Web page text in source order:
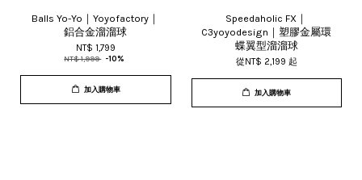
Balls Yo-Yo｜Yoyofactory｜
鋁合金溜溜球
NT$ 1,799
NT$ 1,999 -10%
加入購物車
Speedaholic FX｜
C3yoyodesign｜塑膠金屬環
蝶翼型溜溜球
從NT$ 2,199 起
加入購物車